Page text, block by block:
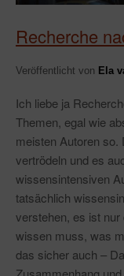
Recherche
Veröffentlicht von Ela
Ich liebe ja
Themen, egal wie
meisten Autoren so.
vertrödeln und es
wissensintensiven
tatsächlich
verstehen, es ist
wissen muss, was
das sicher auch –